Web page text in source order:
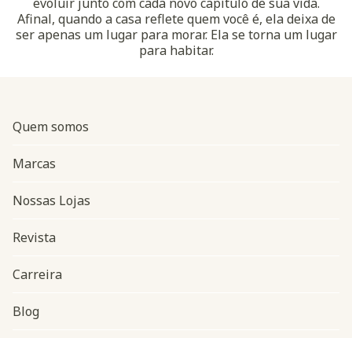
Afinal, quando a casa reflete quem você é, ela deixa de
ser apenas um lugar para morar. Ela se torna um lugar
para habitar.
Navegação do rodapé
Quem somos
Marcas
Nossas Lojas
Revista
Carreira
Blog